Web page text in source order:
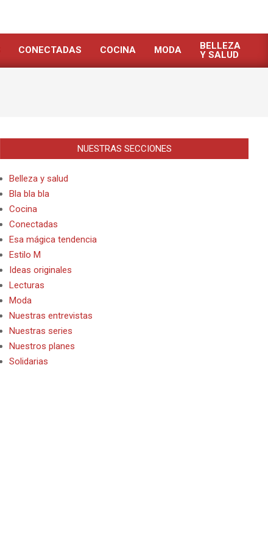
CONECTADAS COCINA MODA
BELLEZA
Y SALUD
NUESTRAS SECCIONES
Belleza y salud
Bla bla bla
Cocina
Conectadas
Esa mágica tendencia
Estilo M
Ideas originales
Lecturas
Moda
Nuestras entrevistas
Nuestras series
Nuestros planes
Solidarias